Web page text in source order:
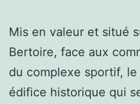
Mis en valeur et situé
Bertoire, face aux
du complexe sportif,
édifice historique qui